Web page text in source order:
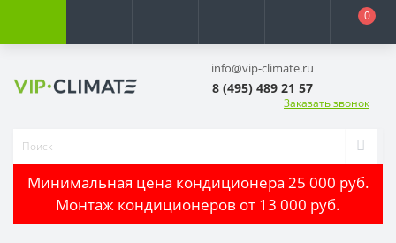
0
info@vip-climate.ru
8 (495) 489 21 57
Заказать звонок
Минимальная цена кондиционера 25 000 руб.
Монтаж кондиционеров от 13 000 руб.